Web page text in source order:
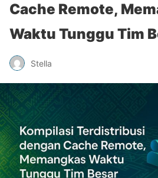
Cache Remote,
Waktu Tunggu Tim
Stella